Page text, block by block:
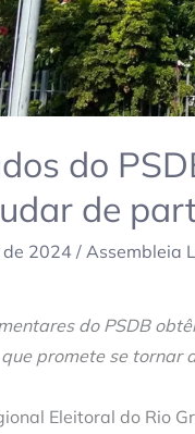
do
de
2024 / Assembleia
do PSDB
que promete se tornar
Eleitoral do Rio